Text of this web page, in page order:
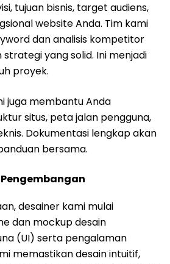
tujuan bisnis, target audiens,
website Anda. Tim kami
dan analisis kompetitor
yang solid. Ini menjadi
proyek.
juga membantu Anda
situs, peta jalan pengguna,
Dokumentasi lengkap akan
bersama.
Pengembangan
desainer kami mulai
dan mockup desain
(UI) serta pengalaman
memastikan desain intuitif,